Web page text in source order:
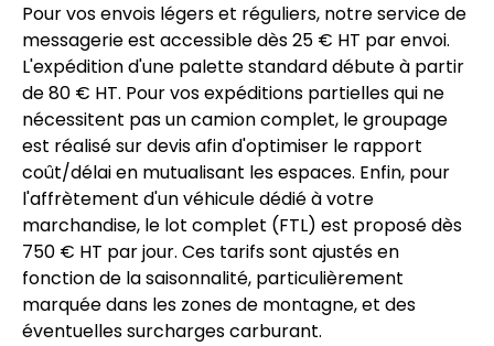
Pour vos envois légers et réguliers, notre service de
messagerie est accessible dès 25 € HT par envoi.
L'expédition d'une palette standard débute à partir
de 80 € HT. Pour vos expéditions partielles qui ne
nécessitent pas un camion complet, le groupage
est réalisé sur devis afin d'optimiser le rapport
coût/délai en mutualisant les espaces. Enfin, pour
l'affrètement d'un véhicule dédié à votre
marchandise, le lot complet (FTL) est proposé dès
750 € HT par jour. Ces tarifs sont ajustés en
fonction de la saisonnalité, particulièrement
marquée dans les zones de montagne, et des
éventuelles surcharges carburant.